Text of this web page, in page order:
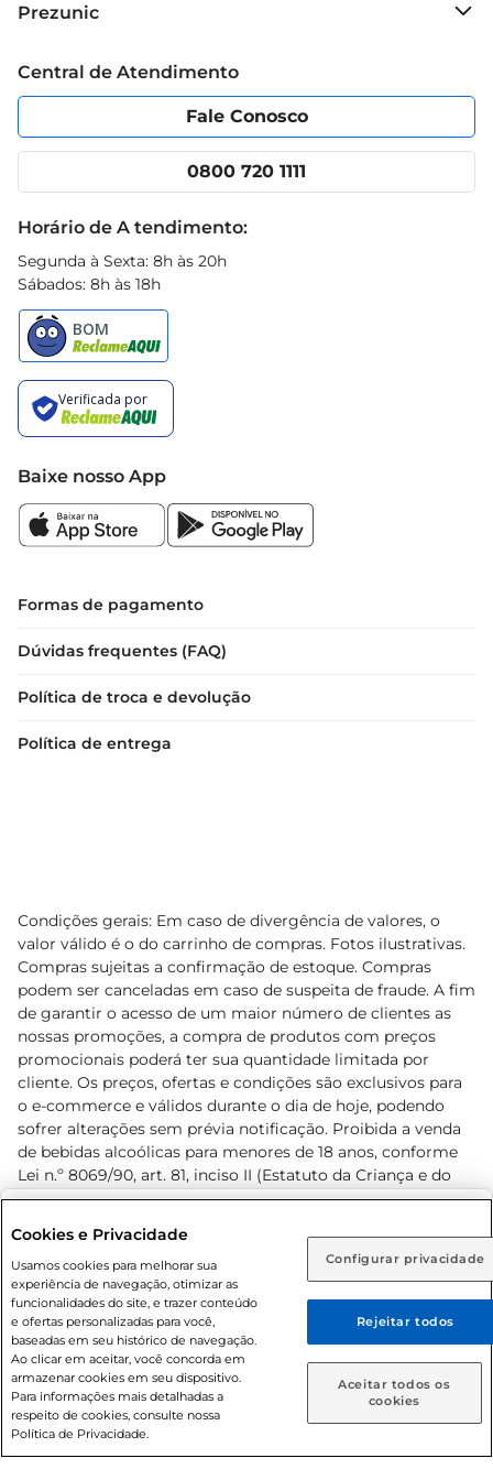
Rio de Janeiro (RJ) Goiás (GO)
Ou
Caso queira comprar online, informe como deseja receber
suas compras:
Entrega em casa Retire em Loja
manuseio, garantindo que o produto permaneça
Grupo Cencosud
Política de Privacidade
Portal do fornecedor
Cencosud Media
Prezunic
Código de Ética
App Prezunic
Central de Atendimento
Fale Conosco
0800 720 1111
Horário de A tendimento:
Segunda à Sexta: 8h às 20h
Sábados: 8h às 18h
Baixe nosso App
Formas de pagamento
Dúvidas frequentes (FAQ)
Política de troca e devolução
Política de entrega
Condições gerais: Em caso de divergência de valores, o
valor válido é o do carrinho de compras. Fotos ilustrativas.
Compras sujeitas a confirmação de estoque. Compras
podem ser canceladas em caso de suspeita de fraude. A fim
de garantir o acesso de um maior número de clientes as
nossas promoções, a compra de produtos com preços
promocionais poderá ter sua quantidade limitada por
cliente. Os preços, ofertas e condições são exclusivos para
o e-commerce e válidos durante o dia de hoje, podendo
sofrer alterações sem prévia notificação. Proibida a venda
de bebidas alcoólicas para menores de 18 anos, conforme
Lei n.º 8069/90, art. 81, inciso II (Estatuto da Criança e do
Adolescente). Preços e condições exclusivos para o
prévio. O valor mínimo para as compras on-line é de R$
80,00.
© 2026 Copyright. Todos os direitos
reservados Prezunic.
Cookies e Privacidade
Usamos cookies para melhorar sua
experiência de navegação, otimizar as
funcionalidades do site, e trazer conteúdo
e ofertas personalizadas para você,
baseadas em seu histórico de navegação.
Ao clicar em aceitar, você concorda em
armazenar cookies em seu dispositivo.
Para informações mais detalhadas a
respeito de cookies, consulte nossa
Política de Privacidade.
Configurar privacidade
Rejeitar todos
Aceitar todos os
cookies